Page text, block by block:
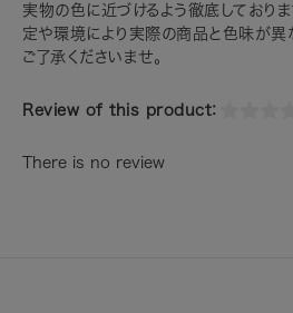
実物の色に近づけるよう徹底しており
定や環境により実際の商品と色味が異
ご了承くださいませ。
Review of this product：
There is no review